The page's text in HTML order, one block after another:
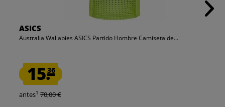
ASICS
Australia Wallabies ASICS Partido Hombre Camiseta de...
15.36
antes1 70,00 €